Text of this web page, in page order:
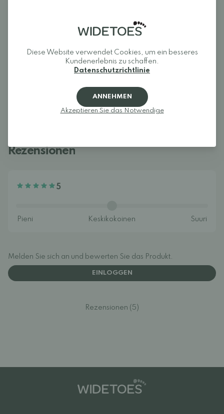
Komforts wird der Escalante schnell zum Lieblingsschuh, der
auch im Alltag gerne getragen wird.
Rezensionen
5
Melden Sie sich an und bewerten Sie das Produkt.
EINLOGGEN
Rezensionen (5)
Diese Website verwendet Cookies, um ein besseres
Kundenerlebnis zu schaffen.
Datenschutzrichtlinie
ANNEHMEN
Akzeptieren Sie das Notwendige